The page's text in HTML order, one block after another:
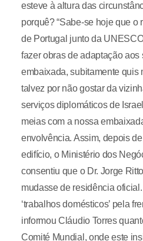
esteve à altura das
porquê? “Sabe-se hoje que
de Portugal junto da
fazer obras de adaptação aos
embaixada, subitamente quis
talvez por não gostar da
serviços diplomáticos de
meias com a nossa
envolvência. Assim, depois
edifício, o Ministério dos
consentiu que o Dr. Jorge
mudasse de residência
‘trabalhos domésticos’ pela
informou Cláudio Torres
Comité Mundial, onde este